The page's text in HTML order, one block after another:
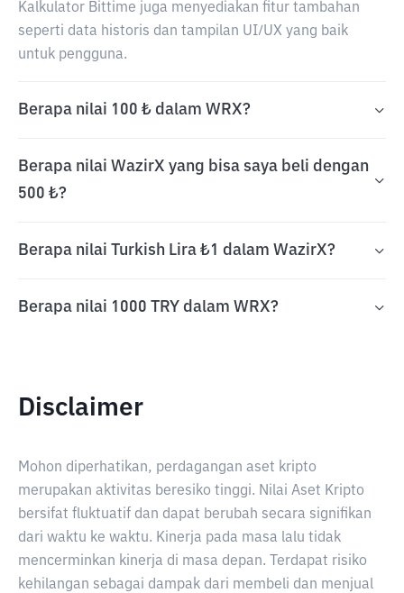
Kalkulator Bittime juga menyediakan fitur tambahan
seperti data historis dan tampilan UI/UX yang baik
untuk pengguna.
Berapa nilai 100 ₺ dalam WRX?
Berapa nilai WazirX yang bisa saya beli dengan
500 ₺?
Berapa nilai Turkish Lira ₺1 dalam WazirX?
Berapa nilai 1000 TRY dalam WRX?
Disclaimer
Mohon diperhatikan, perdagangan aset kripto
merupakan aktivitas beresiko tinggi. Nilai Aset Kripto
bersifat fluktuatif dan dapat berubah secara signifikan
dari waktu ke waktu. Kinerja pada masa lalu tidak
mencerminkan kinerja di masa depan. Terdapat risiko
kehilangan sebagai dampak dari membeli dan menjual